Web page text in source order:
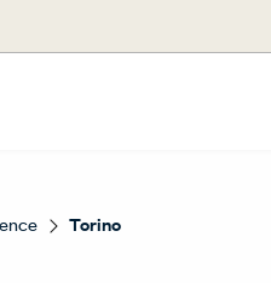
Torino